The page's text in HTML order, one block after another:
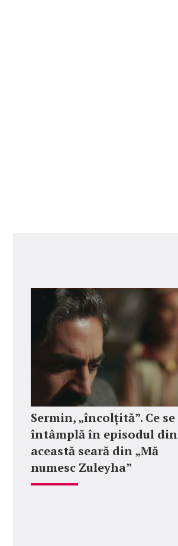
Sermin, „încolțită”. Ce se
întâmplă în episodul din
această seară din „Mă
numesc Zuleyha”